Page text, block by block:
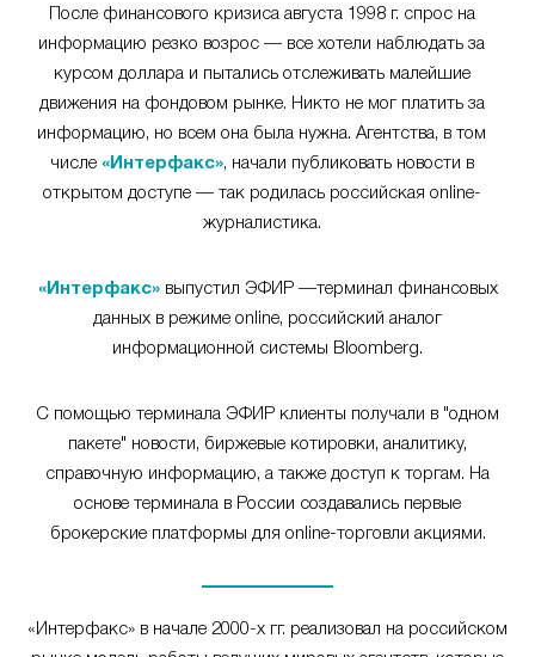
После финансового кризиса августа 1998 г. спрос на
информацию резко возрос — все хотели наблюдать за
курсом доллара и пытались отслеживать малейшие
движения на фондовом рынке. Никто не мог платить за
информацию, но всем она была нужна. Агентства, в том
числе «Интерфакс», начали публиковать новости в
открытом доступе — так родилась российская online-
журналистика.
«Интерфакс»выпустил ЭФИР —терминал финансовых
данных в режиме online, российский аналог
информационной системы Bloomberg.
С помощью терминала ЭФИР клиенты получали в "одном
пакете" новости, биржевые котировки, аналитику,
справочную информацию, а также доступ к торгам. На
основе терминала в России создавались первые
брокерские платформы для online-торговли акциями.
«Интерфакс» в начале 2000-х гг. реализовал на российском